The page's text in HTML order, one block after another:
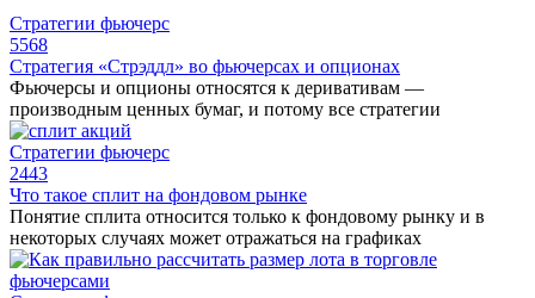
Стратегии фьючерс
5568
Стратегия «Стрэддл» во фьючерсах и опционах
Фьючерсы и опционы относятся к деривативам —
производным ценных бумаг, и потому все стратегии
Стратегии фьючерс
2443
Что такое сплит на фондовом рынке
Понятие сплита относится только к фондовому рынку и в
некоторых случаях может отражаться на графиках